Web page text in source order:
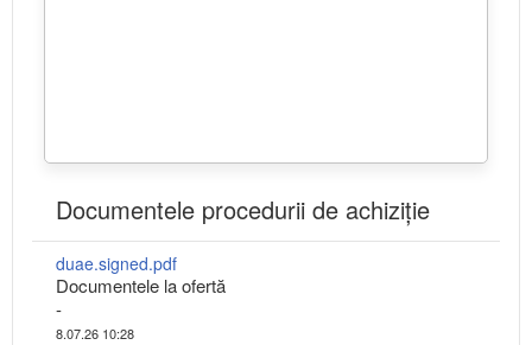
Documentele procedurii de achiziție
duae.signed.pdf
Documentele la ofertă
-
8.07.26 10:28